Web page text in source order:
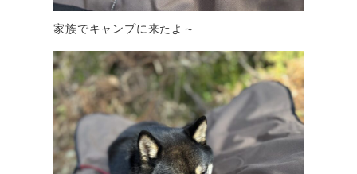
家族でキャンプに来たよ～